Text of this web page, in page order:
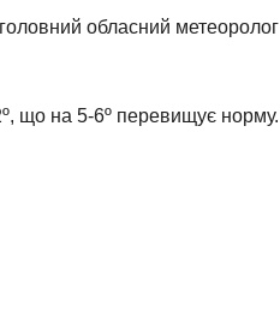
обласний метеоролог
що на 5-6º перевищує норму.